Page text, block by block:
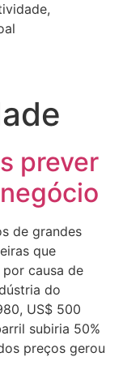
prever
de grandes
que
causa de
do
US$ 500
subiria 50%
preços gerou